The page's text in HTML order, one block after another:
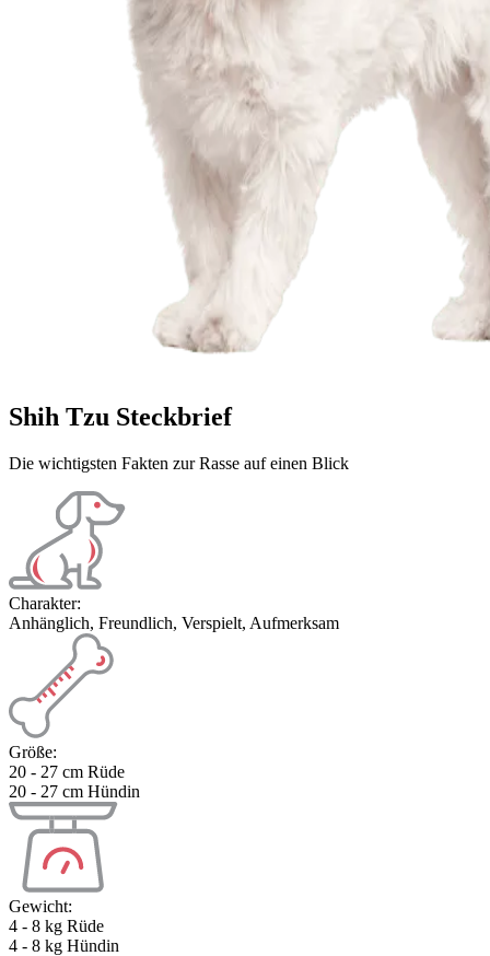
Shih Tzu Steckbrief
Die wichtigsten Fakten zur Rasse auf einen Blick
Charakter:
Anhänglich, Freundlich, Verspielt, Aufmerksam
Größe:
20 - 27 cm Rüde
20 - 27 cm Hündin
Gewicht:
4 - 8 kg Rüde
4 - 8 kg Hündin